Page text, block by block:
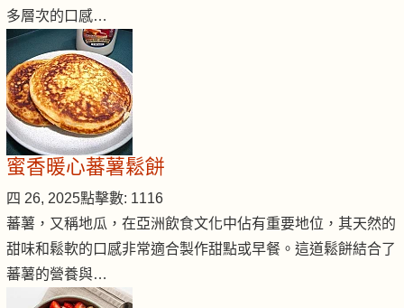
多層次的口感…
蜜香暖心蕃薯鬆餅
四 26, 2025點擊數: 1116
蕃薯，又稱地瓜，在亞洲飲食文化中佔有重要地位，其天然的
甜味和鬆軟的口感非常適合製作甜點或早餐。這道鬆餅結合了
蕃薯的營養與…